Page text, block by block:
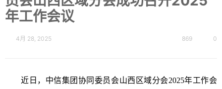
年工作会议
4月 28, 2025 869 0
近日，中信集团协同委员会山西区域分会2025年工作会